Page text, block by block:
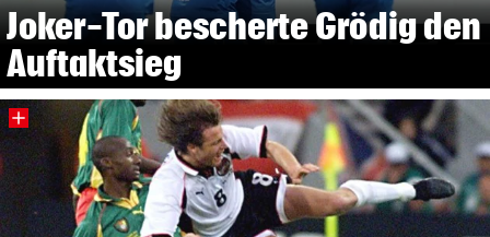
Joker-Tor bescherte Grödig den
Auftaktsieg